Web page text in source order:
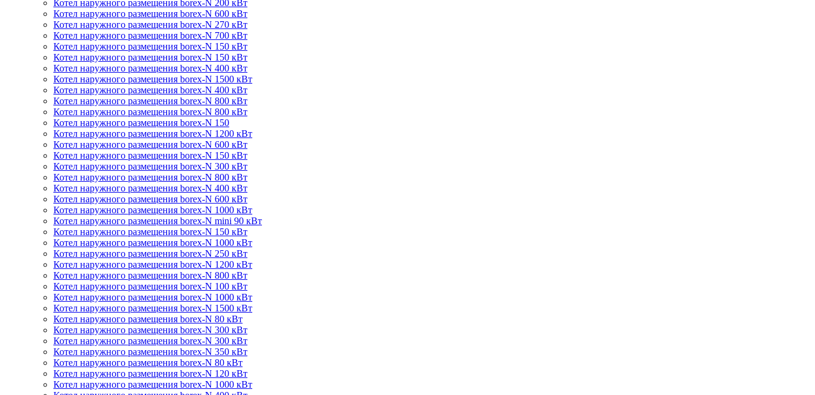
Котел наружного размещения borex-N 200 кВт
Котел наружного размещения borex-N 600 кВт
Котел наружного размещения borex-N 270 кВт
Котел наружного размещения borex-N 700 кВт
Котел наружного размещения borex-N 150 кВт
Котел наружного размещения borex-N 150 кВт
Котел наружного размещения borex-N 400 кВт
Котел наружного размещения borex-N 1500 кВт
Котел наружного размещения borex-N 400 кВт
Котел наружного размещения borex-N 800 кВт
Котел наружного размещения borex-N 800 кВт
Котел наружного размещения borex-N 150
Котел наружного размещения borex-N 1200 кВт
Котел наружного размещения borex-N 600 кВт
Котел наружного размещения borex-N 150 кВт
Котел наружного размещения borex-N 300 кВт
Котел наружного размещения borex-N 800 кВт
Котел наружного размещения borex-N 400 кВт
Котел наружного размещения borex-N 600 кВт
Котел наружного размещения borex-N 1000 кВт
Котел наружного размещения borex-N mini 90 кВт
Котел наружного размещения borex-N 150 кВт
Котел наружного размещения borex-N 1000 кВт
Котел наружного размещения borex-N 250 кВт
Котел наружного размещения borex-N 1200 кВт
Котел наружного размещения borex-N 800 кВт
Котел наружного размещения borex-N 100 кВт
Котел наружного размещения borex-N 1000 кВт
Котел наружного размещения borex-N 1500 кВт
Котел наружного размещения borex-N 80 кВт
Котел наружного размещения borex-N 300 кВт
Котел наружного размещения borex-N 300 кВт
Котел наружного размещения borex-N 350 кВт
Котел наружного размещения borex-N 80 кВт
Котел наружного размещения borex-N 120 кВт
Котел наружного размещения borex-N 1000 кВт